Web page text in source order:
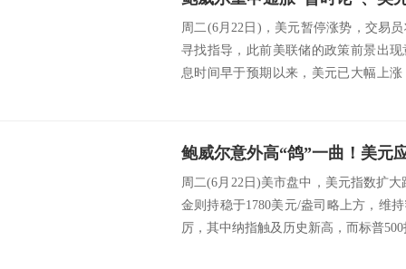
周二(6月22日)，美元暂停涨势，交易
寻找指导，此前美联储的政策前景出
息时间早于预期以来，美元已大幅上
周二(6月22日)美市盘中，美元指数扩
金则持稳于1780美元/盎司略上方，维
厉，其中纳指触及历史新高，而标普